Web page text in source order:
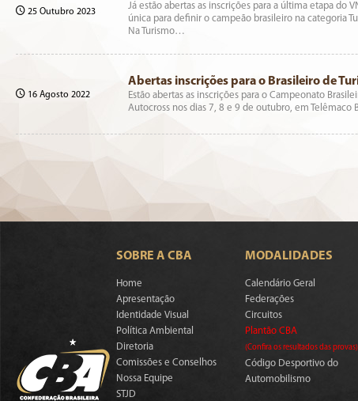
25 Outubro 2023
Já estão abertas as inscrições para a última etapa do
única para definir o campeão brasileiro na categoria
Na Turismo…
16 Agosto 2022
Abertas inscrições para o Brasileiro de
Estão abertas as inscrições para o Campeonato
Autocross nos dias 7, 8 e 9 de outubro, em Telêmaco
SOBRE A CBA
Home
Apresentação
Identidade Visual
Política Ambiental
Diretoria
Comissões e Conselhos
Nossa Equipe
STJD
MODALIDADES
Calendário Geral
Federações
Circuitos
Plantão CBA
(Confira os resultados das provas)
Código Desportivo do
Automobilismo